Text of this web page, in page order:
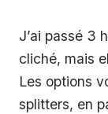
J’ai passé 3
cliché, mais
Les options
splitters, en